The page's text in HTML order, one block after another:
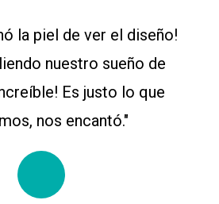
la piel de ver el diseño!
nuestro sueño de
Es justo lo que
nos encantó."